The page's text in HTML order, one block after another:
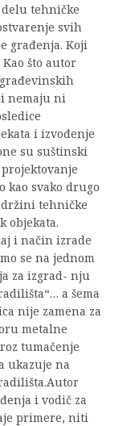
delu tehničke
svih
građenja. Koji
što autor
nemaju ni
i izvođenje
su suštinski
kao svako drugo
tehničke
objekata.
i način izrade
se na jednom
za izgrad- nju
a šema
nije zamena za
metalne
tumačenje
ukazuje na
i vodič za
primere, niti